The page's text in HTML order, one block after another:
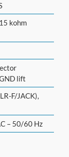
kohm
lift
F/JACK),
– 50/60 Hz